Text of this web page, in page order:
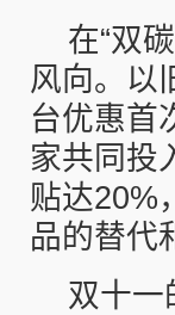
在“双
风向。以
台优惠首
家共同投
贴达20%
品的替代
双十一